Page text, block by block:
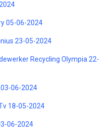
05-06-2024
23-05-2024
Recycling Olympia 22-
06-2024
18-05-2024
06-2024